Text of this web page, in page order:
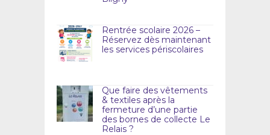
Rentrée scolaire 2026 –
Réservez dès maintenant
les services périscolaires
Que faire des vêtements
& textiles après la
fermeture d’une partie
des bornes de collecte Le
Relais ?